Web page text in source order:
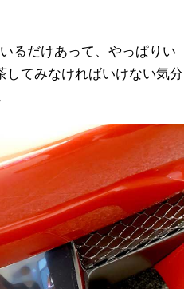
るだけあって、やっぱりい
してみなければいけない気分